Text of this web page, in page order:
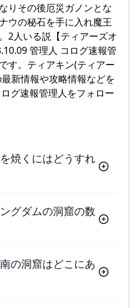
りその後厄災ガノンとな
ウの秘石を手に入れ魔王
2人いる説【ティアーズオ
管理人 コログ速報管
す。ティアキン(ティアー
新情報や攻略情報などを
グ速報管理人をフォロー
焼くにはどうすれ
グダムの洞窟の数
の洞窟はどこにあ